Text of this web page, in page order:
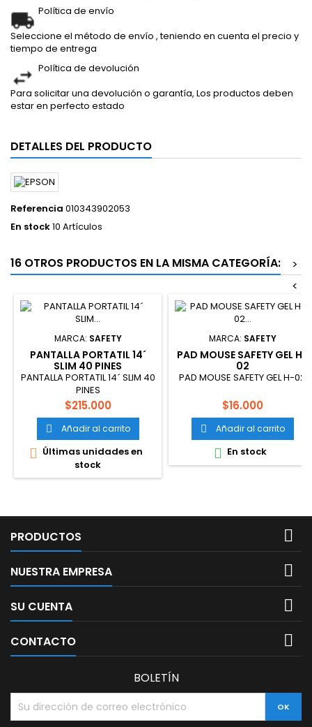
Política de envío
Seleccione el método de envío , teniendo en cuenta el precio y
tiempo de entrega
Política de devolución
Para solicitar una devolución o garantía, Los productos deben
estar en perfecto estado
DETALLES DEL PRODUCTO
Referencia 010343902053
En stock10 Artículos
16 OTROS PRODUCTOS EN LA MISMA CATEGORÍA:
>
<
MARCA: SAFETY
PANTALLA PORTATIL 14´
SLIM 40 PINES
PANTALLA PORTATIL 14´ SLIM 40
PINES
Precio
$215.000
 Añadir al carrito
 Últimas unidades en
stock
MARCA: SAFETY
PAD MOUSE SAFETY GEL H-
02
PAD MOUSE SAFETY GEL H-02
Precio
$16.000
 Añadir al carrito
 En stock
PRODUCTOS 
NUESTRA EMPRESA 
SU CUENTA 
CONTACTO 
BOLETÍN